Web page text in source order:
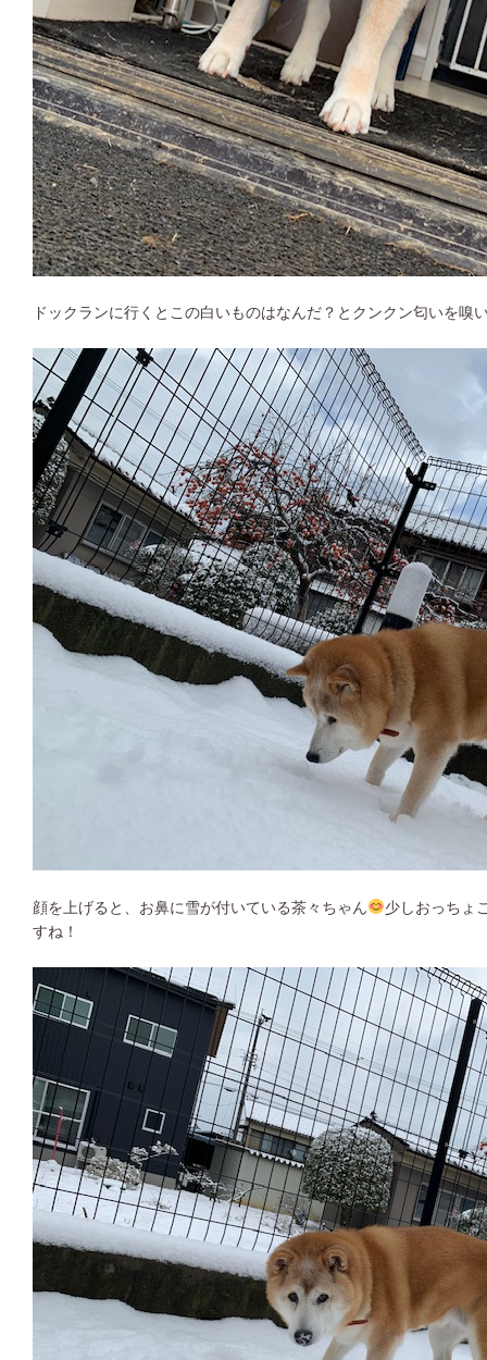
ドックランに行くとこの白いものはなんだ？とクンクン匂いを嗅
顔を上げると、お鼻に雪が付いている茶々ちゃん
少しおっちょ
すね！